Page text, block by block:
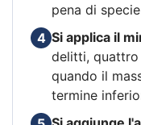
pena di
4 Si applica il
delitti, quattro
quando il
termine